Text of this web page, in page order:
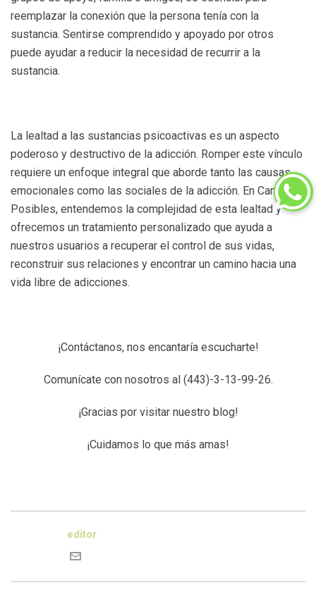
reemplazar la conexión que la persona tenía con la
sustancia. Sentirse comprendido y apoyado por otros
puede ayudar a reducir la necesidad de recurrir a la
sustancia.
La lealtad a las sustancias psicoactivas es un aspecto
poderoso y destructivo de la adicción. Romper este vínculo
requiere un enfoque integral que aborde tanto las causas
emocionales como las sociales de la adicción. En Caminos
Posibles, entendemos la complejidad de esta lealtad y
ofrecemos un tratamiento personalizado que ayuda a
nuestros usuarios a recuperar el control de sus vidas,
reconstruir sus relaciones y encontrar un camino hacia una
vida libre de adicciones.
¡Contáctanos, nos encantaría escucharte!
Comunícate con nosotros al (443)-3-13-99-26.
¡Gracias por visitar nuestro blog!
¡Cuidamos lo que más amas!
editor